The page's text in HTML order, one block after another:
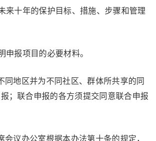
来十年的保护目标、措施、步骤和管理
申报项目的必要材料。
同地区并为不同社区、群体所共享的同
；联合申报的各方须提交同意联合申报
议办公室根据本办法第十条的规定，